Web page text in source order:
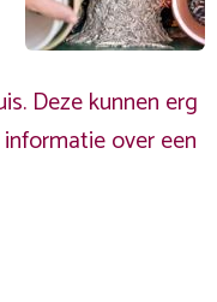
Deze kunnen erg
over een